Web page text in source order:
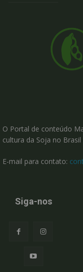
O Portal de conteúdo
cultura da Soja no
E-mail para contato:
Siga-nos